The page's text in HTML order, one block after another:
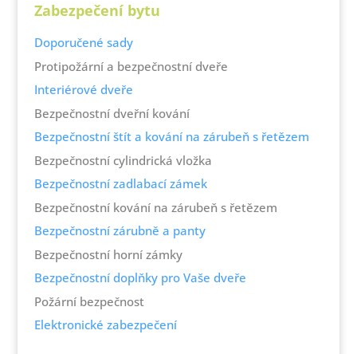
2 490 Kč
Zabezpečení bytu
Doporučené sady
Protipožární a bezpečnostní dveře
Interiérové dveře
Bezpečnostní dveřní kování
Bezpečnostní štít a kování na zárubeň s řetězem
Bezpečnostní cylindrická vložka
Bezpečnostní zadlabací zámek
Bezpečnostní kování na zárubeň s řetězem
Bezpečnostní zárubně a panty
Bezpečnostní horní zámky
Bezpečnostní doplňky pro Vaše dveře
Požární bezpečnost
Elektronické zabezpečení